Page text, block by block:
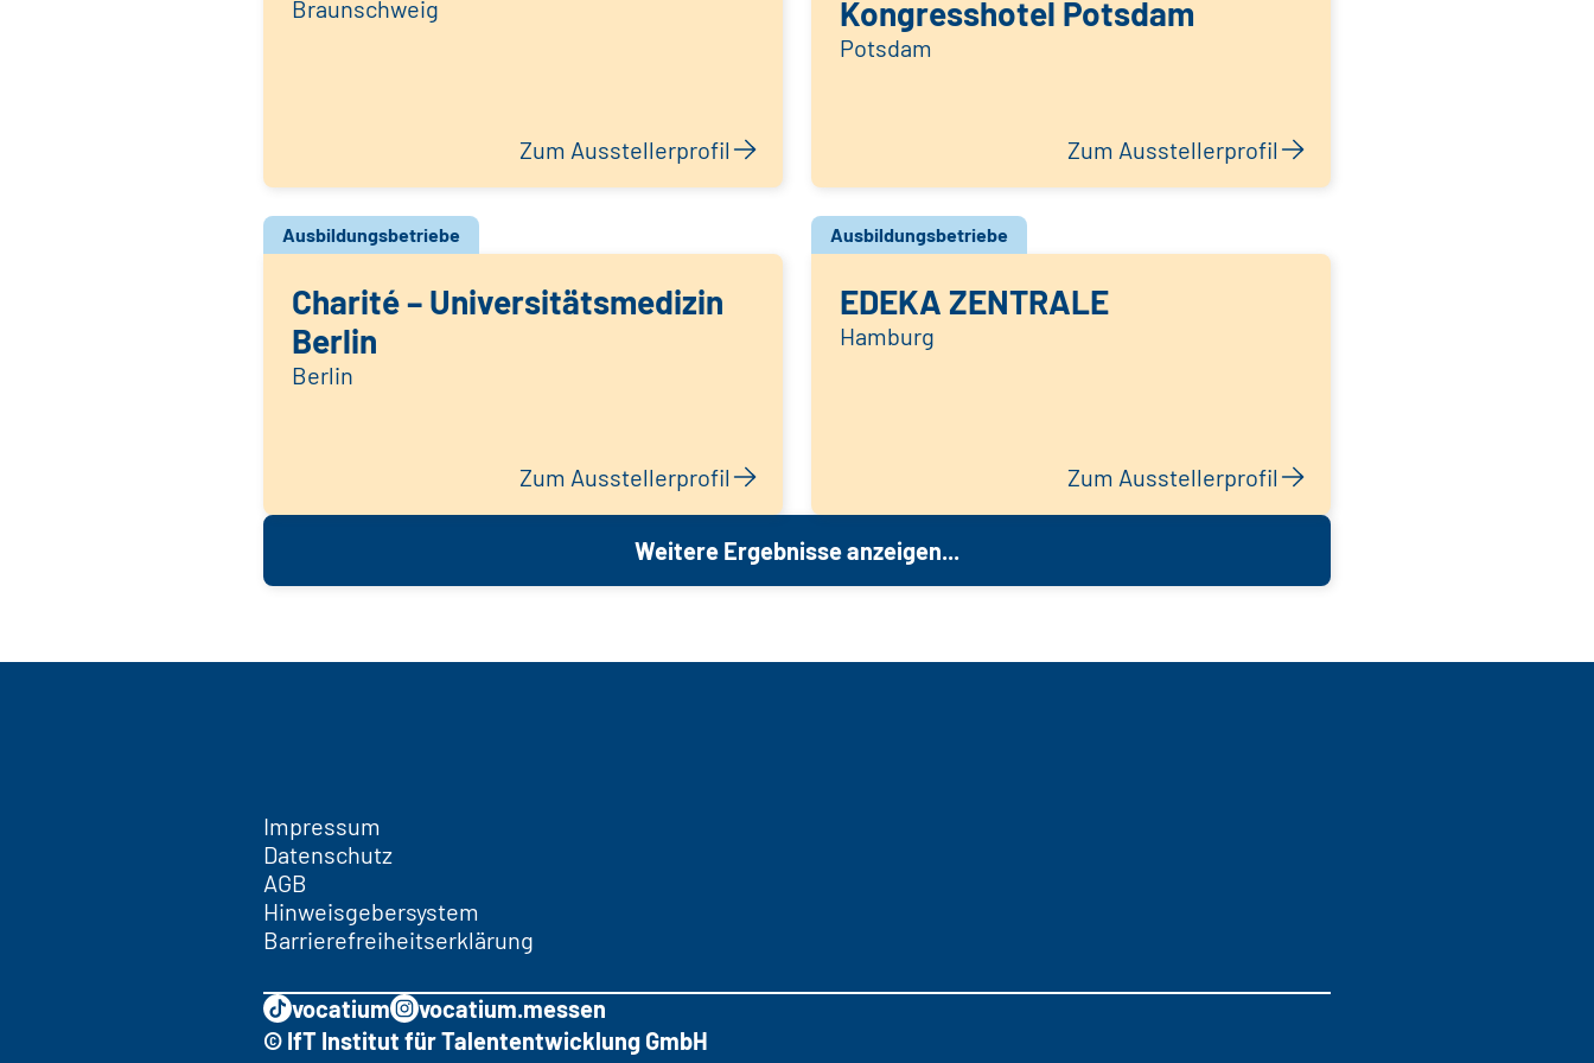
Braunschweig
Zum Ausstellerprofil
Kongresshotel Potsdam
Potsdam
Zum Ausstellerprofil
Ausbildungsbetriebe
Charité – Universitätsmedizin
Berlin
Berlin
Zum Ausstellerprofil
Ausbildungsbetriebe
EDEKA ZENTRALE
Hamburg
Zum Ausstellerprofil
Weitere Ergebnisse anzeigen...
Impressum
Datenschutz
AGB
Hinweisgebersystem
Barrierefreiheitserklärung
vocatium
vocatium.messen
© IfT Institut für Talententwicklung GmbH